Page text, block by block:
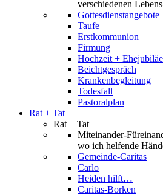
verschiedenen
Gottesdienstangebote
Taufe
Erstkommunion
Firmung
Hochzeit +
Beichtgespräch
Krankenbegleitung
Todesfall
Pastoralplan
Rat + Tat
Rat + Tat
Miteinander-
wo ich helfende
Gemeinde-Caritas
Carlo
Heiden hilft…
Caritas-Borken